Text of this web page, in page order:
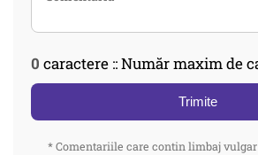
0 caractere :: Număr maxim de
Trimite
* Comentariile care contin limbaj vulgar